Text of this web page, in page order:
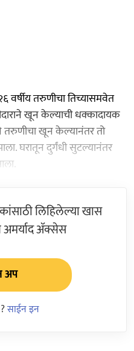
वर्षीय तरुणीचा तिच्यासमवेत
खून केल्याची धक्कादायक
खून केल्यानंतर तो
घरातून दुर्गंधी सुटल्यानंतर
लिहिलेल्या खास
अमर्याद ॲक्सेस
अप
साईन इन